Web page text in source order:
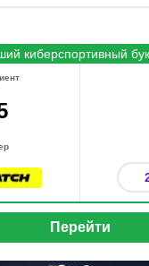
киберспортивный
Перейти